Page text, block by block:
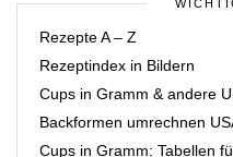
Rezepte A – Z
Rezeptindex in Bildern
Cups in Gramm & andere
Backformen umrechnen
Cups in Gramm: Tabellen